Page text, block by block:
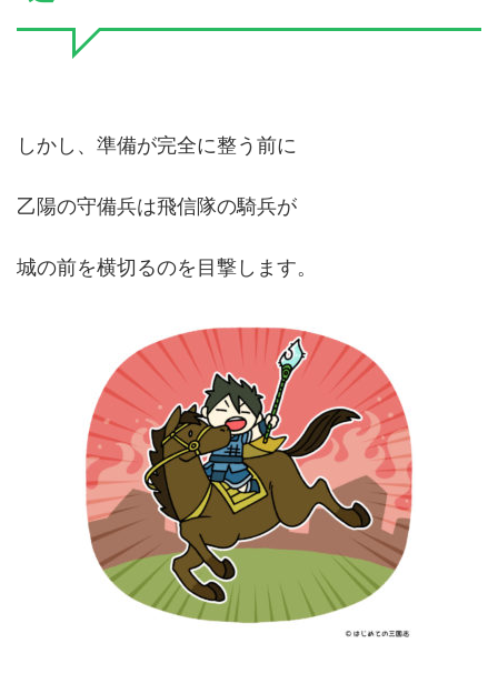
しかし、準備が完全に整う前に
乙陽の守備兵は飛信隊の騎兵が
城の前を横切るのを目撃します。